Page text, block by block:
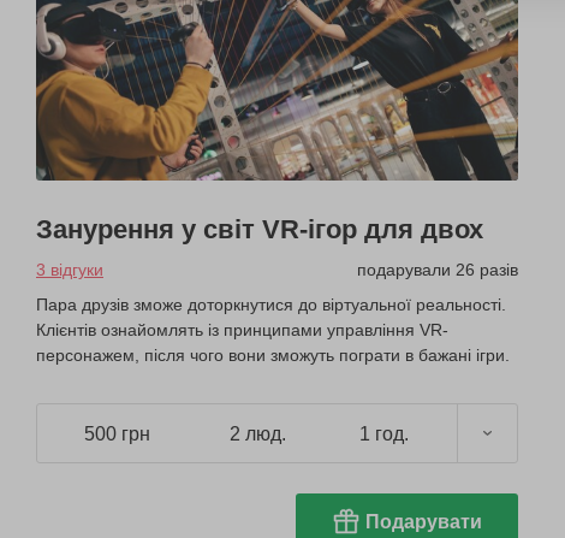
Занурення у світ VR-ігор для двох
3 відгуки
подарували 26 разів
Пара друзів зможе доторкнутися до віртуальної реальності.
Клієнтів ознайомлять із принципами управління VR-
персонажем, після чого вони зможуть пограти в бажані ігри.
500 грн 2 люд. 1 год.
Подарувати